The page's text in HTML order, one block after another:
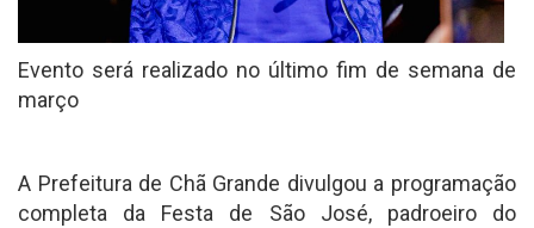
Evento será realizado no último fim de semana de
março
A Prefeitura de Chã Grande divulgou a programação
completa da Festa de São José, padroeiro do